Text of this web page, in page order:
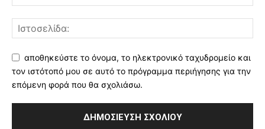
αποθηκεύστε το όνομα, το ηλεκτρονικό ταχυδρομείο και
τον ιστότοπό μου σε αυτό το πρόγραμμα περιήγησης για την
επόμενη φορά που θα σχολιάσω.